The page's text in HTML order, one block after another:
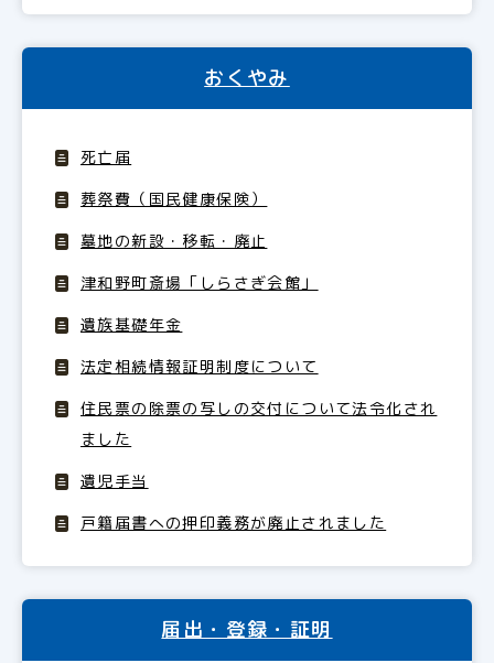
おくやみ
死亡届
葬祭費（国民健康保険）
墓地の新設・移転・廃止
津和野町斎場「しらさぎ会館」
遺族基礎年金
法定相続情報証明制度について
住民票の除票の写しの交付について法令化され
ました
遺児手当
戸籍届書への押印義務が廃止されました
届出・登録・証明